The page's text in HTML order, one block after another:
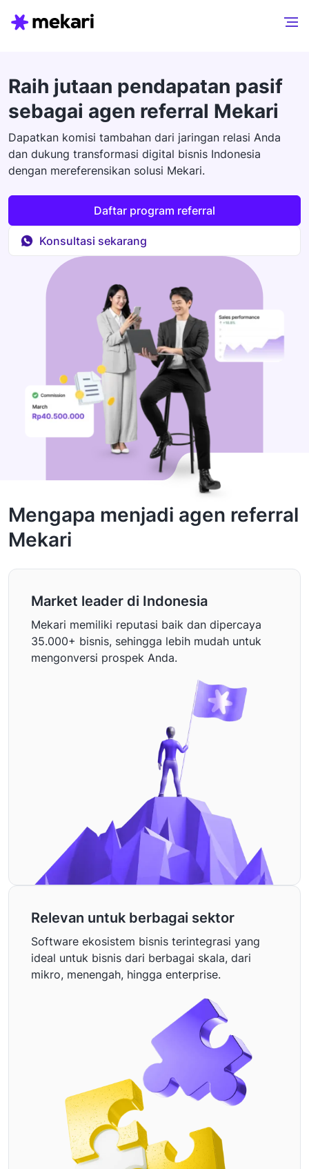
Raih jutaan pendapatan pasif
sebagai agen referral Mekari
Dapatkan komisi tambahan dari jaringan relasi Anda
dan dukung transformasi digital bisnis Indonesia
dengan mereferensikan solusi Mekari.
Daftar program referral
Konsultasi sekarang
Mengapa menjadi agen referral
Mekari
Market leader di Indonesia
Mekari memiliki reputasi baik dan dipercaya
35.000+ bisnis, sehingga lebih mudah untuk
mengonversi prospek Anda.
Relevan untuk berbagai sektor
Software ekosistem bisnis terintegrasi yang
ideal untuk bisnis dari berbagai skala, dari
mikro, menengah, hingga enterprise.